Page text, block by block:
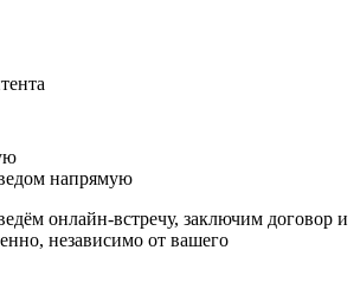
напрямую
онлайн-встречу, заключим договор и
независимо от вашего